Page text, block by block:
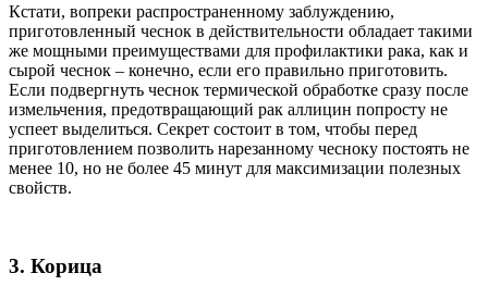
Кстати, вопреки распространенному заблуждению,
приготовленный чеснок в действительности обладает такими
же мощными преимуществами для профилактики рака, как и
сырой чеснок – конечно, если его правильно приготовить.
Если подвергнуть чеснок термической обработке сразу после
измельчения, предотвращающий рак аллицин попросту не
успеет выделиться. Секрет состоит в том, чтобы перед
приготовлением позволить нарезанному чесноку постоять не
менее 10, но не более 45 минут для максимизации полезных
свойств.
3. Корица